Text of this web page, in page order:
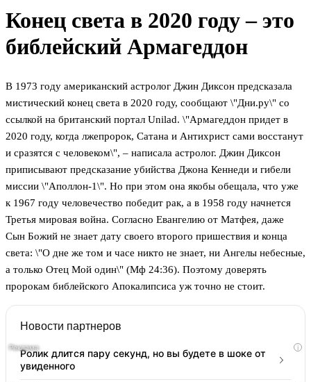
Конец света в 2020 году – это
библейский Армагеддон
В 1973 году американский астролог Джин Диксон предсказала
мистический конец света в 2020 году, сообщают \"Дни.ру\" со
ссылкой на британский портал Unilad. \"Армагеддон придет в
2020 году, когда лжепророк, Сатана и Антихрист сами восстанут
и сразятся с человеком\", – написала астролог. Джин Диксон
приписывают предсказание убийства Джона Кеннеди и гибели
миссии \"Аполлон-1\". Но при этом она якобы обещала, что уже
к 1967 году человечество победит рак, а в 1958 году начнется
Третья мировая война. Согласно Евангелию от Матфея, даже
Сын Божий не знает дату своего второго пришествия и конца
света: \"О дне же том и часе никто не знает, ни Ангелы небесные,
а только Отец Мой один\" (Мф 24:36). Поэтому доверять
пророкам библейского Апокалипсиса уж точно не стоит.
Новости партнеров
i
Ролик длится пару секунд, но вы будете в шоке от
увиденного